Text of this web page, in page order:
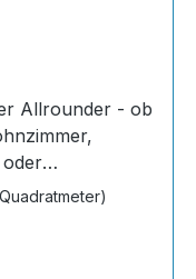
Allrounder - ob
unsere